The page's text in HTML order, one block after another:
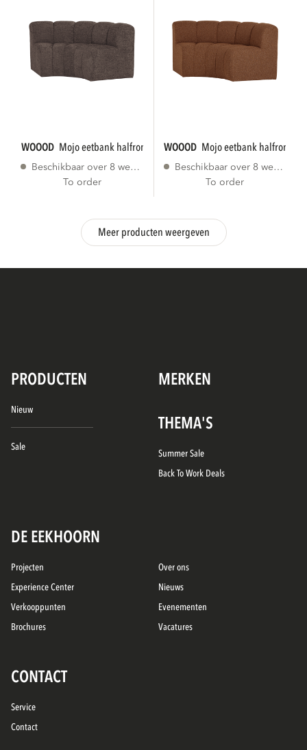
WOOOD mojo eetbank halfronde hoek...
Beschikbaar over 8 weken
To order
WOOOD mojo eetbank halfronde
Beschikbaar over 8 weken
To order
Meer producten weergeven
PRODUCTEN MERKEN
Nieuw
Sale
THEMA'S
Summer Sale
Back To Work Deals
DE EEKHOORN
Projecten
Experience Center
Verkooppunten
Brochures
Over ons
Nieuws
Evenementen
Vacatures
CONTACT
Service
Contact